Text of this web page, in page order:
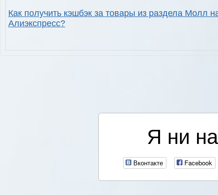
Как получить кэшбэк за товары из раздела Молл
Алиэкспресс?
Я ни
Вконтакте Facebook